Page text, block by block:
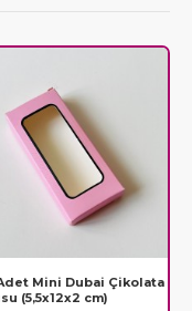
Mini Dubai Çikolata
(5,5x12x2 cm)